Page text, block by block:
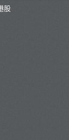
股